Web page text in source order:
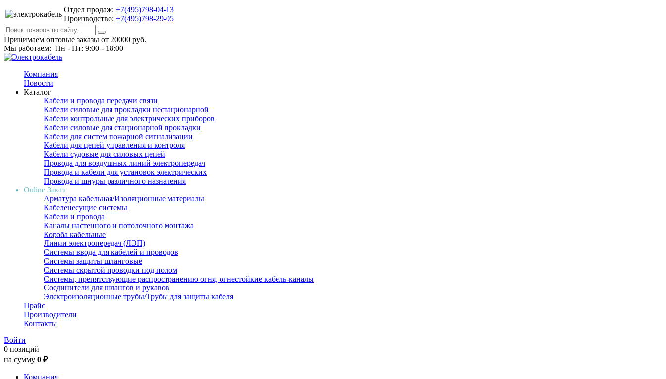
Отдел продаж: +7(495)798-04-13
Производство: +7(495)798-29-05
Принимаем оптовые заказы от 20000 руб.
Мы работаем: Пн - Пт: 9:00 - 18:00
Компания
Новости
Каталог
Кабели и провода передачи связи
Кабели силовые для прокладки нестационарной
Кабели контрольные для электрических приборов
Кабели силовые для стационарной прокладки
Кабели для систем пожарной сигнализации
Кабели для цепей управления и контроля
Кабели судовые для силовых цепей
Провода для воздушных линий электропередач
Провода и кабели для установок электрических
Провода и шнуры различного назначения
Online Заказ
Арматура кабельная/Изоляционные материалы
Кабеленесущие системы
Кабели и провода
Каналы настенного и потолочного монтажа
Короба кабельные
Линии электропередач (ЛЭП)
Системы ввода для кабелей и проводов
Системы защиты шланговые
Системы скрытой проводки под полом
Системы, препятствующие распространению огня, огнестойкие кабель-каналы
Соединители для шлангов и рукавов
Электроизоляционные трубы/Трубы для защиты кабеля
Прайс
Производители
Контакты
Войти
0 позиций
на сумму 0 ₽
Компания